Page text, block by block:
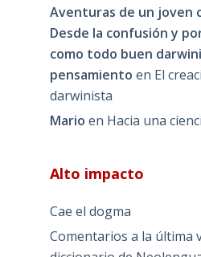
Aventuras de un joven
Desde la confusión y
como todo buen
pensamiento en El
darwinista
Mario en Hacia una
Alto impacto
Cae el dogma
Comentarios a la última